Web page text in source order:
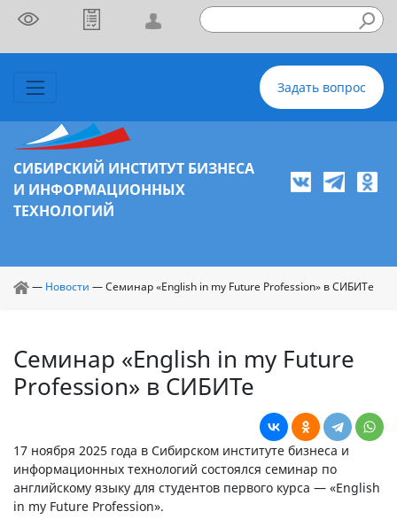
Задать вопрос
СИБИРСКИЙ ИНСТИТУТ БИЗНЕСА
И ИНФОРМАЦИОННЫХ
ТЕХНОЛОГИЙ
— Новости —Семинар «English in my Future Profession» в СИБИТе
Семинар «English in my Future
Profession» в СИБИТе
17 ноября 2025 года в Сибирском институте бизнеса и
информационных технологий состоялся семинар по
английскому языку для студентов первого курса — «English
in my Future Profession».